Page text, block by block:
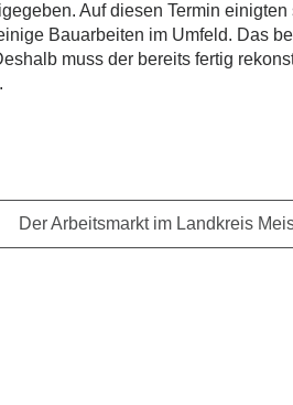
Auf diesen Termin einigten
Bauarbeiten im Umfeld. Das
muss der bereits fertig
Der Arbeitsmarkt im Landkreis